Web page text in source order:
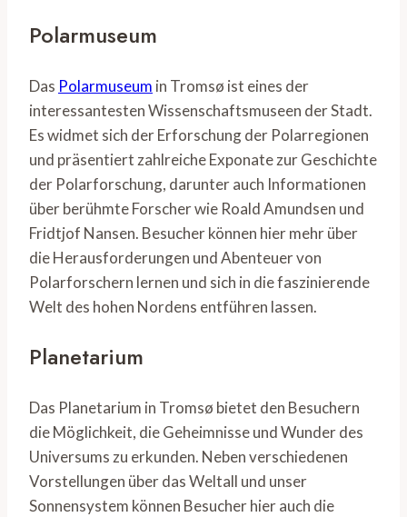
Polarmuseum
Das Polarmuseum in Tromsø ist eines der
interessantesten Wissenschaftsmuseen der Stadt.
Es widmet sich der Erforschung der Polarregionen
und präsentiert zahlreiche Exponate zur Geschichte
der Polarforschung, darunter auch Informationen
über berühmte Forscher wie Roald Amundsen und
Fridtjof Nansen. Besucher können hier mehr über
die Herausforderungen und Abenteuer von
Polarforschern lernen und sich in die faszinierende
Welt des hohen Nordens entführen lassen.
Planetarium
Das Planetarium in Tromsø bietet den Besuchern
die Möglichkeit, die Geheimnisse und Wunder des
Universums zu erkunden. Neben verschiedenen
Vorstellungen über das Weltall und unser
Sonnensystem können Besucher hier auch die